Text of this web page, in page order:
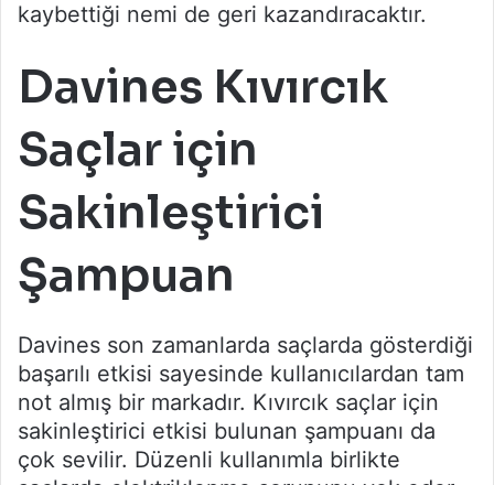
kaybettiği nemi de geri kazandıracaktır.
Davines Kıvırcık
Saçlar için
Sakinleştirici
Şampuan
Davines son zamanlarda saçlarda gösterdiği
başarılı etkisi sayesinde kullanıcılardan tam
not almış bir markadır. Kıvırcık saçlar için
sakinleştirici etkisi bulunan şampuanı da
çok sevilir. Düzenli kullanımla birlikte